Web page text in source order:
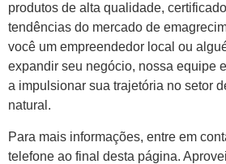
produtos de alta qualidade,
tendências do mercado de
você um empreendedor local ou
expandir seu negócio, nossa equipe
a impulsionar sua trajetória no setor
natural.
Para mais informações, entre em
telefone ao final desta página.